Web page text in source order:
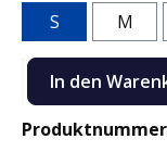
S M
Produkt Anzahl:
In den